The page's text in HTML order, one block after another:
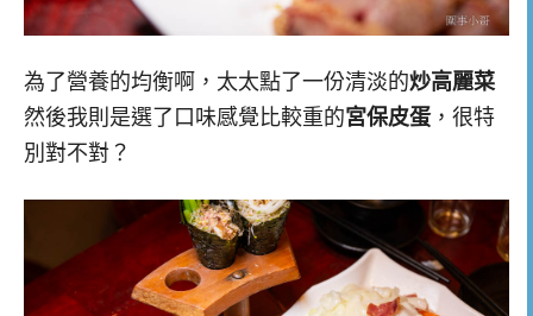
為了營養的均衡啊，太太點了一份清淡的炒高麗菜
然後我則是選了口味感覺比較重的宮保皮蛋，很特
別對不對？